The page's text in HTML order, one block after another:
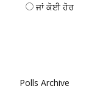
ਜਾਂ ਕੋਈ ਹੋਰ
Polls Archive